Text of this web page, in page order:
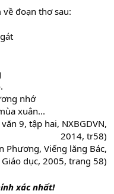
về đoạn thơ sau:
nhớ
xuân...
9, tập hai, NXBGDVN,
2014, tr58)
Phương, Viếng lăng Bác,
dục, 2005, trang 58)​
xác nhất!